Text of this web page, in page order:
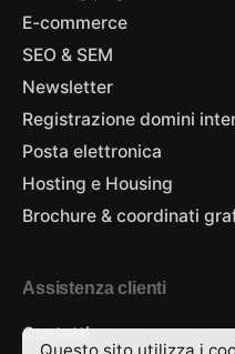
E-commerce
SEO & SEM
Newsletter
Registrazione domini
Posta elettronica
Hosting e Housing
Brochure & coordinati
Assistenza clienti
Contatti